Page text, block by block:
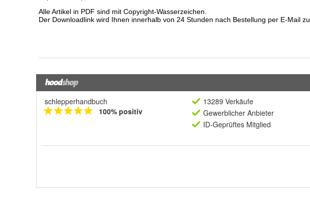
schlepperhandbuch
100% positiv
13289 Verkäufe
Gewerblicher Anbieter
ID-Geprüftes Mitglied